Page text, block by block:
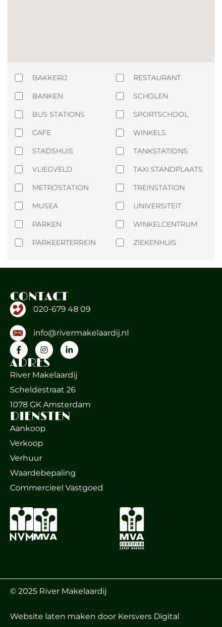
BAKKERIJ
BANKEN
BUS STATIONS
CAFE
STADSHUIS
VLIEGVELD
METROSTATION
MUSEA
PARKEN
PARKEERTERREIN
RESTAURANT
SCHOLEN
SPORTSCHOOL
WINKELS
TANKSTATIONS
TAXI STANDPLAATS
TREINSTATION
UNIVERSITEIT
WINKELCENTRUM
ZIEKENHUIS
CONTACT
020-679 48 09
info@rivermakelaardij.nl
ADRES
River Makelaardij
Scheldestraat 26
1078 GK Amsterdam
DIENSTEN
Aankoop
Verkoop
Verhuur
Waardebepaling
Commercieel Vastgoed
© 2025 River Makelaardij
Website laten maken door Kersvers Digital